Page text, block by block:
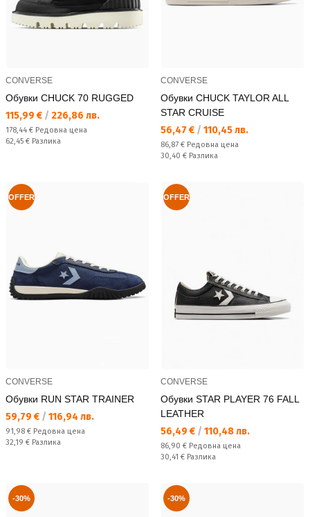
CONVERSE
Обувки CHUCK 70 RUGGED
Текуща цена:
115,99 € / 226,86 лв.
Редовна цена:
178,44 € Редовна цена
Спестявате:
62,45 € Разлика
CONVERSE
Обувки CHUCK TAYLOR ALL
STAR CRUISE
Текуща цена:
56,47 € / 110,45 лв.
Редовна цена:
86,87 € Редовна цена
Спестявате:
30,40 € Разлика
OFFER
CONVERSE
Обувки RUN STAR TRAINER
Текуща цена:
59,79 € / 116,94 лв.
Редовна цена:
91,98 € Редовна цена
Спестявате:
32,19 € Разлика
OFFER
CONVERSE
Обувки STAR PLAYER 76 FALL
LEATHER
Текуща цена:
56,49 € / 110,48 лв.
Редовна цена:
86,90 € Редовна цена
Спестявате:
30,41 € Разлика
-30% -30%